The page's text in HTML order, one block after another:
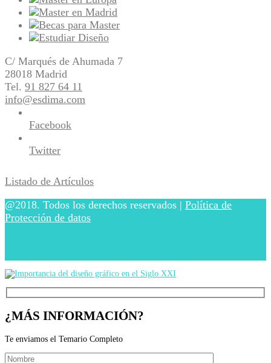
C/ Marqués de Ahumada 7
28018 Madrid
Tel. 91 827 64 11
info@esdima.com
Facebook
Twitter
Listado de Artículos
@2018. Todos los derechos reservados | Política de
Protección de datos
¿MÁS INFORMACIÓN?
Te enviamos el Temario Completo